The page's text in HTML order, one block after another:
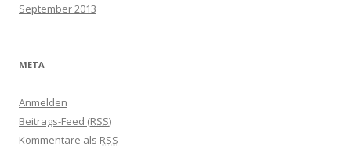
September 2013
META
Anmelden
Beitrags-Feed (RSS)
Kommentare als RSS